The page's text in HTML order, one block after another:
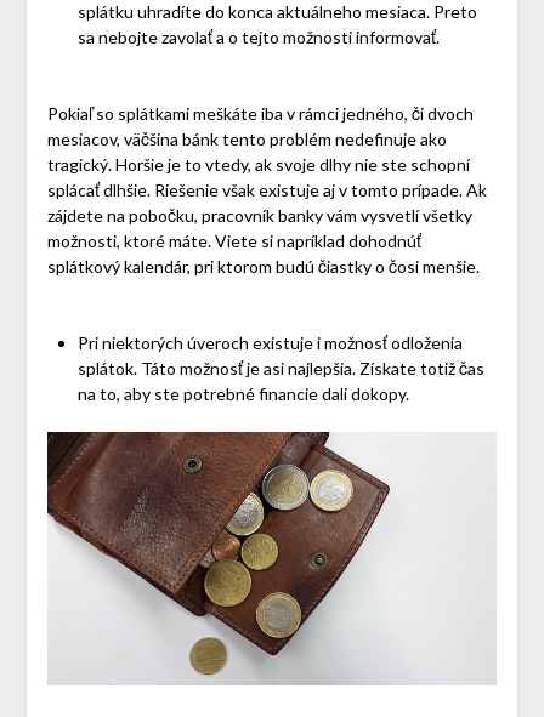
splátku uhradíte do konca aktuálneho mesiaca. Preto
sa nebojte zavolať a o tejto možnosti informovať.
Pokiaľ so splátkami meškáte iba v rámci jedného, či dvoch
mesiacov, väčšina bánk tento problém nedefinuje ako
tragický. Horšie je to vtedy, ak svoje dlhy nie ste schopní
splácať dlhšie. Riešenie však existuje aj v tomto prípade. Ak
zájdete na pobočku, pracovník banky vám vysvetlí všetky
možnosti, ktoré máte. Viete si napríklad dohodnúť
splátkový kalendár, pri ktorom budú čiastky o čosi menšie.
Pri niektorých úveroch existuje i možnosť odloženia
splátok. Táto možnosť je asi najlepšia. Získate totiž čas
na to, aby ste potrebné financie dali dokopy.